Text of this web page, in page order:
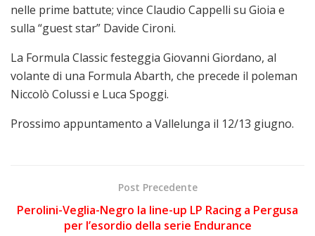
nelle prime battute; vince Claudio Cappelli su Gioia e
sulla “guest star” Davide Cironi.
La Formula Classic festeggia Giovanni Giordano, al
volante di una Formula Abarth, che precede il poleman
Niccolò Colussi e Luca Spoggi.
Prossimo appuntamento a Vallelunga il 12/13 giugno.
Post Precedente
Perolini-Veglia-Negro la line-up LP Racing a Pergusa
per l’esordio della serie Endurance